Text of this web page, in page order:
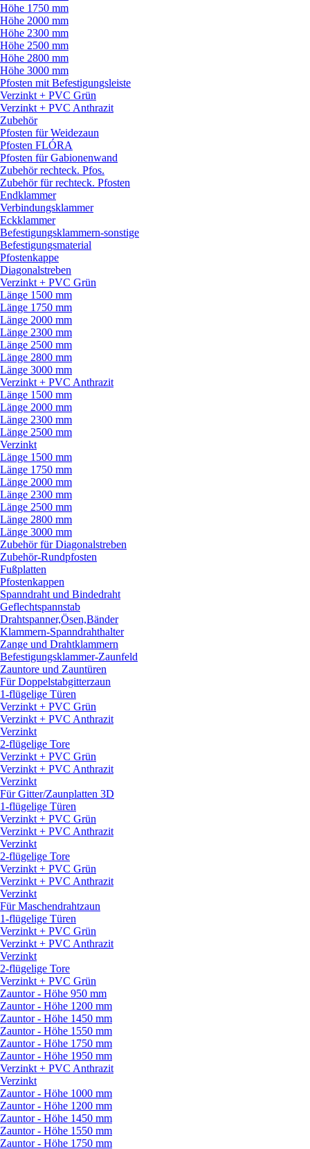
Höhe 1750 mm
Höhe 2000 mm
Höhe 2300 mm
Höhe 2500 mm
Höhe 2800 mm
Höhe 3000 mm
Pfosten mit Befestigungsleiste
Verzinkt + PVC Grün
Verzinkt + PVC Anthrazit
Zubehör
Pfosten für Weidezaun
Pfosten FLÓRA
Pfosten für Gabionenwand
Zubehör rechteck. Pfos.
Zubehör für rechteck. Pfosten
Endklammer
Verbindungsklammer
Eckklammer
Befestigungsklammern-sonstige
Befestigungsmaterial
Pfostenkappe
Diagonalstreben
Verzinkt + PVC Grün
Länge 1500 mm
Länge 1750 mm
Länge 2000 mm
Länge 2300 mm
Länge 2500 mm
Länge 2800 mm
Länge 3000 mm
Verzinkt + PVC Anthrazit
Länge 1500 mm
Länge 2000 mm
Länge 2300 mm
Länge 2500 mm
Verzinkt
Länge 1500 mm
Länge 1750 mm
Länge 2000 mm
Länge 2300 mm
Länge 2500 mm
Länge 2800 mm
Länge 3000 mm
Zubehör für Diagonalstreben
Zubehör-Rundpfosten
Fußplatten
Pfostenkappen
Spanndraht und Bindedraht
Geflechtspannstab
Drahtspanner,Ösen,Bänder
Klammern-Spanndrahthalter
Zange und Drahtklammern
Befestigungsklammer-Zaunfeld
Zauntore und Zauntüren
Für Doppelstabgitterzaun
1-flügelige Türen
Verzinkt + PVC Grün
Verzinkt + PVC Anthrazit
Verzinkt
2-flügelige Tore
Verzinkt + PVC Grün
Verzinkt + PVC Anthrazit
Verzinkt
Für Gitter/Zaunplatten 3D
1-flügelige Türen
Verzinkt + PVC Grün
Verzinkt + PVC Anthrazit
Verzinkt
2-flügelige Tore
Verzinkt + PVC Grün
Verzinkt + PVC Anthrazit
Verzinkt
Für Maschendrahtzaun
1-flügelige Türen
Verzinkt + PVC Grün
Verzinkt + PVC Anthrazit
Verzinkt
2-flügelige Tore
Verzinkt + PVC Grün
Zauntor - Höhe 950 mm
Zauntor - Höhe 1200 mm
Zauntor - Höhe 1450 mm
Zauntor - Höhe 1550 mm
Zauntor - Höhe 1750 mm
Zauntor - Höhe 1950 mm
Verzinkt + PVC Anthrazit
Verzinkt
Zauntor - Höhe 1000 mm
Zauntor - Höhe 1200 mm
Zauntor - Höhe 1450 mm
Zauntor - Höhe 1550 mm
Zauntor - Höhe 1750 mm